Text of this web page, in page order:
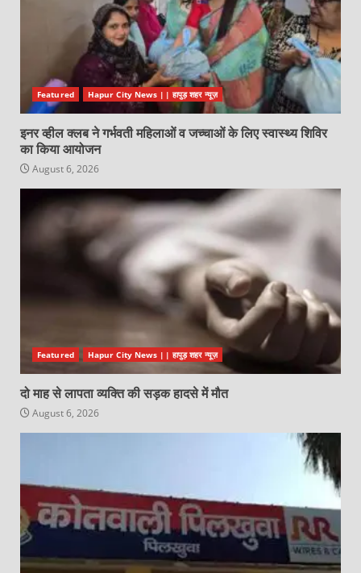
Featured Hapur City News || हापुड़ शहर न्यूज़
इनर व्हील क्लब ने गर्भवती महिलाओं व जच्चाओं के लिए स्वास्थ्य शिविर
का किया आयोजन
August 6, 2026
Featured Hapur City News || हापुड़ शहर न्यूज़
दो माह से लापता व्यक्ति की सड़क हादसे में मौत
August 6, 2026